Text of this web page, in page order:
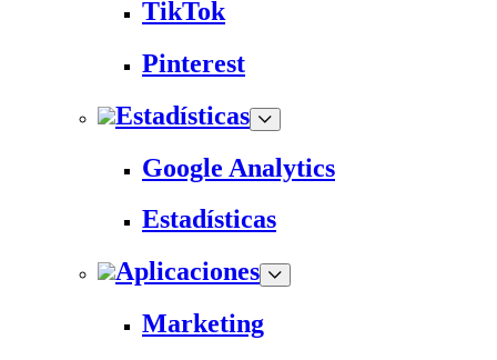
TikTok
Pinterest
Estadísticas
Google Analytics
Estadísticas
Aplicaciones
Marketing